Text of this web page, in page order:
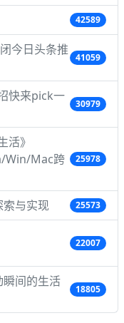
42589
今日头条推
41059
快来pick一
30979
活》
Win/Mac跨
25978
索与实现 25573
22007
间的生活
18805